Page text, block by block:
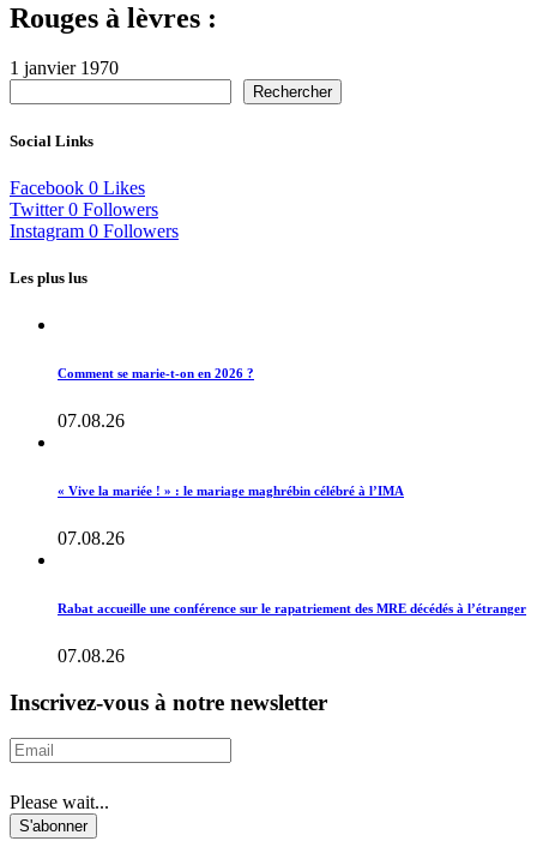
Rouges à lèvres :
1 janvier 1970
Rechercher
Social Links
Facebook 0 Likes
Twitter 0 Followers
Instagram 0 Followers
Les plus lus
Comment se marie-t-on en 2026 ?
07.08.26
« Vive la mariée ! » : le mariage maghrébin célébré à l’IMA
07.08.26
Rabat accueille une conférence sur le rapatriement des MRE décédés à l’étranger
07.08.26
Inscrivez-vous à notre newsletter
Please wait...
S'abonner